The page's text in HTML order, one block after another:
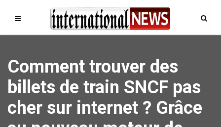
Comment trouver des
billets de train SNCF pas
cher sur internet ? Grâce